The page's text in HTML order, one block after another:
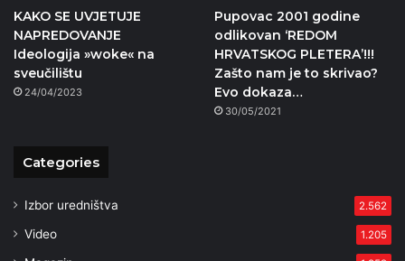
KAKO SE UVJETUJE
NAPREDOVANJE
Ideologija »woke« na
sveučilištu
24/04/2023
Pupovac 2001 godine
odlikovan ‘REDOM
HRVATSKOG PLETERA’!!!
Zašto nam je to skrivao?
Evo dokaza…
30/05/2021
Categories
Izbor uredništva 2.562
Video 1.205